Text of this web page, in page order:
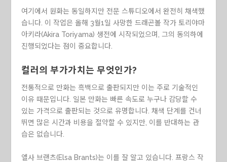
여기에서 원화는 동일하지만 전문 스튜디오에서 완전히 채색했
습니다. 이 작업은 올해 3월1일 사망한 드래곤볼 작가 토리야마
아키라(Akira Toriyama) 생전에 시작되었으며, 그의 동의하에
진행되었다는 점이 중요합니다.
컬러의 부가가치는 무엇인가?
전통적으로 만화는 흑백으로 출판되지만 이는 주로 기술적인
이유 때문입니다. 일본 만화는 빠른 속도로 누구나 감당할 수
있는 가격으로 출판되는 것으로 유명합니다. 채색 단계를 건너
뛰면 많은 시간과 비용을 절약할 수 있지만, 이를 반대하는 관
습은 없습니다.
엘사 브랜츠(Elsa Brants)는 이를 잘 알고 있습니다. 프랑스 작